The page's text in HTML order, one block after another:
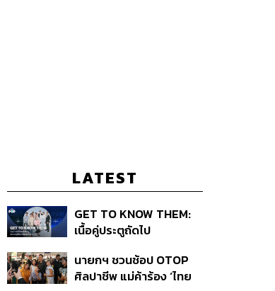
LATEST
GET TO KNOW THEM:
เนื้อคู่ประตูถัดไป
นายกฯ ชวนช้อป OTOP
ศิลปาชีพ แม่ค้าร้อง ‘ไทย